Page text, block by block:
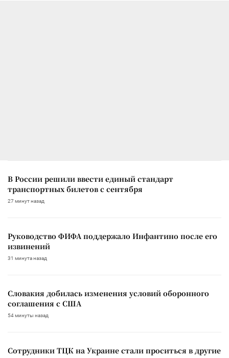
В России решили ввести единый стандарт
транспортных билетов с сентября
27 минут назад
Руководство ФИФА поддержало Инфантино после его
извинений
31 минута назад
Словакия добилась изменения условий оборонного
соглашения с США
54 минуты назад
Сотрудники ТЦК на Украине стали проситься в другие